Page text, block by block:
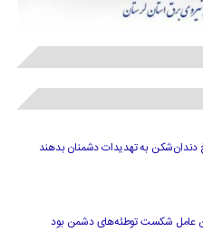
دندان‌شکن به تهدیدات دشمنان بدهند
عامل شکست توطئه‌های دشمن بود